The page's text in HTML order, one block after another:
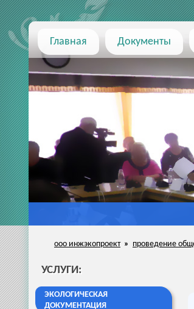
Главная Документы
ооо инжэкопроект » проведение
УСЛУГИ:
ЭКОЛОГИЧЕСКАЯ
ДОКУМЕНТАЦИЯ